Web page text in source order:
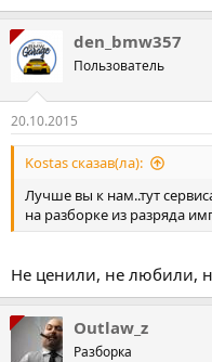
den_bmw357
Пользователь
20.10.2015
Kostas сказав(ла):
Лучше вы к нам..тут
на разборке из разряда
Не ценили, не любили,
Outlaw_z
Разборка